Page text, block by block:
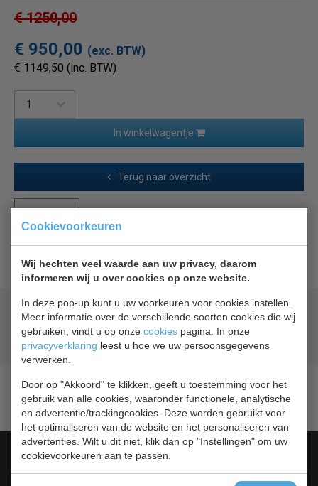
Cookievoorkeuren
Wij hechten veel waarde aan uw privacy, daarom
informeren wij u over cookies op onze website.
In deze pop-up kunt u uw voorkeuren voor cookies instellen.
Meer informatie over de verschillende soorten cookies die wij
gebruiken, vindt u op onze cookies pagina. In onze
privacyverklaring leest u hoe we uw persoonsgegevens
verwerken.
Door op "Akkoord" te klikken, geeft u toestemming voor het
gebruik van alle cookies, waaronder functionele, analytische
en advertentie/trackingcookies. Deze worden gebruikt voor
het optimaliseren van de website en het personaliseren van
advertenties. Wilt u dit niet, klik dan op "Instellingen" om uw
cookievoorkeuren aan te passen.
€ 1250,00
€ 950,00 (exc. BTW)
€ 1149,50 (inc. BTW)
In winkelwagentje
Terug naar overzicht
Geld terug
prijsgarantie
Lage prijzen hoge service
Gratis verzendingvanaf € 200,00
Categorieën